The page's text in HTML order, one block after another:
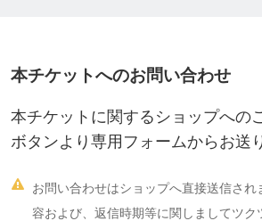
本チケットへのお問い合わせ
本チケットに関するショップへの
ボタンより専用フォームからお送

お問い合わせはショップへ直接送信され
容および、返信時期等に関しましてツク